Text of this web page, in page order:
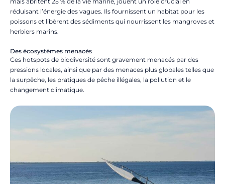
réduisant l’énergie des vagues. Ils fournissent un habitat pour les
poissons et libèrent des sédiments qui nourrissent les mangroves et
herbiers marins.
Des écosystèmes menacés
Ces hotspots de biodiversité sont gravement menacés par des
pressions locales, ainsi que par des menaces plus globales telles que
la surpêche, les pratiques de pêche illégales, la pollution et le
changement climatique.